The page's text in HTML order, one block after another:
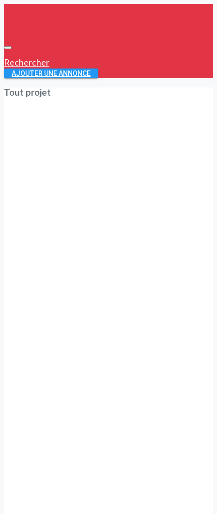
Rechercher
AJOUTER UNE ANNONCE
Tout projet